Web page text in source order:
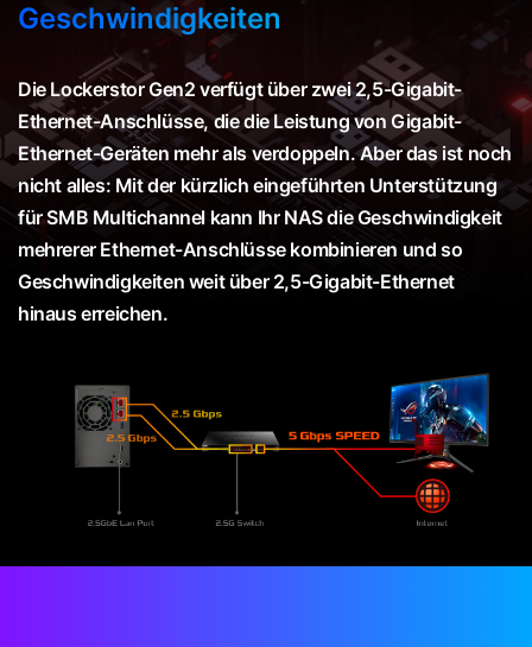
Geschwindigkeiten
Die Lockerstor Gen2 verfügt über zwei 2,5-Gigabit-
Ethernet-Anschlüsse, die die Leistung von Gigabit-
Ethernet-Geräten mehr als verdoppeln. Aber das ist noch
nicht alles: Mit der kürzlich eingeführten Unterstützung
für SMB Multichannel kann Ihr NAS die Geschwindigkeit
mehrerer Ethernet-Anschlüsse kombinieren und so
Geschwindigkeiten weit über 2,5-Gigabit-Ethernet
hinaus erreichen.